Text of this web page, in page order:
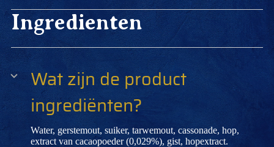
Ingredienten
Wat zijn de product
ingrediënten?
Water, gerstemout, suiker, tarwemout, cassonade, hop,
extract van cacaopoeder (0,029%), gist, hopextract.